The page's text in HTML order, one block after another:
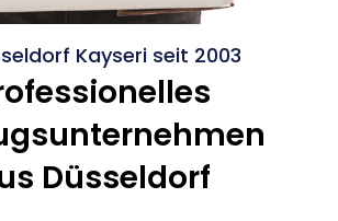
Kayseri seit 2003
Düsseldorf